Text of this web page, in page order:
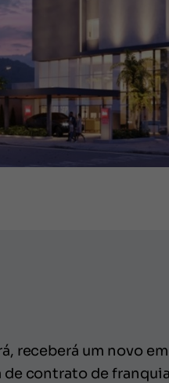
receberá um novo
contrato de